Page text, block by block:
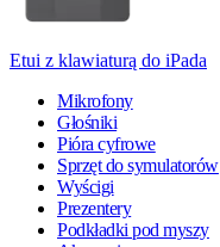
Etui z klawiaturą do iPada
Mikrofony
Głośniki
Pióra cyfrowe
Sprzęt do symulatorów
Wyścigi
Prezentery
Podkładki pod myszy